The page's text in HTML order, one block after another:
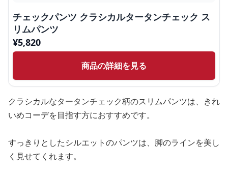
チェックパンツ クラシカルタータンチェック ス
リムパンツ
¥5,820
商品の詳細を見る
クラシカルなタータンチェック柄のスリムパンツは、きれ
いめコーデを目指す方におすすめです。
すっきりとしたシルエットのパンツは、脚のラインを美し
く見せてくれます。